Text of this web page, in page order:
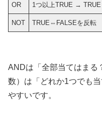
OR 1つ以上TRUE → TRUE
NOT TRUE⇔FALSEを反転
ANDは「全部当てはまる
数）は「どれか1つでも
やすいです。